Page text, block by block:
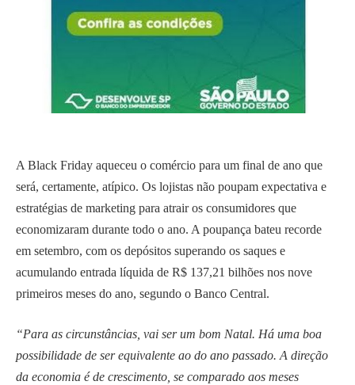
A Black Friday aqueceu o comércio para um final de ano que
será, certamente, atípico. Os lojistas não poupam expectativa e
estratégias de marketing para atrair os consumidores que
economizaram durante todo o ano. A poupança bateu recorde
em setembro, com os depósitos superando os saques e
acumulando entrada líquida de R$ 137,21 bilhões nos nove
primeiros meses do ano, segundo o Banco Central.
“Para as circunstâncias, vai ser um bom Natal. Há uma boa
possibilidade de ser equivalente ao do ano passado. A direção
da economia é de crescimento, se comparado aos meses